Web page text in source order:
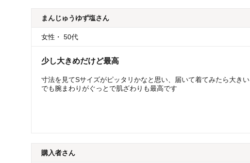
まんじゅうゆず塩さん
女性 ・ 50代
少し大きめだけど最高
寸法を見てSサイズがピッタリかなと思い、届いて着てみたら大きい
でも腕まわりがぐっとで肌ざわりも最高です
購入者さん